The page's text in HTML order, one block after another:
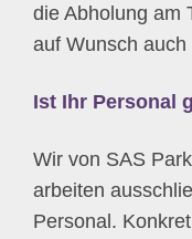
die Abholung am
auf Wunsch
Ist Ihr Personal
Wir von SAS
arbeiten
Personal.